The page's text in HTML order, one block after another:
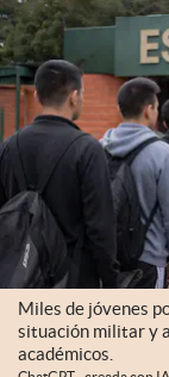
Miles de jóvenes
situación militar y
académicos.